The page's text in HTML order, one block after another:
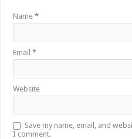
Name*
Email*
Website
Save my name, email, and
I comment.